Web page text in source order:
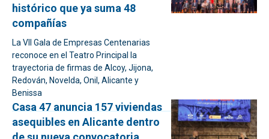
histórico que ya suma 48
compañías
La VII Gala de Empresas Centenarias
reconoce en el Teatro Principal la
trayectoria de firmas de Alcoy, Jijona,
Redován, Novelda, Onil, Alicante y
Benissa
Casa 47 anuncia 157 viviendas
asequibles en Alicante dentro